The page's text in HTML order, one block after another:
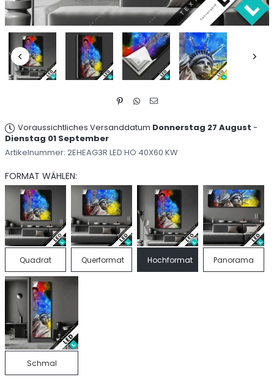
Voraussichtliches Versanddatum Donnerstag 27 August -
Dienstag 01 September
Artikelnummer: 2EHEAG3R LED HO 40X60 KW
FORMAT WÄHLEN:
Quadrat Querformat Hochformat Panorama
Schmal